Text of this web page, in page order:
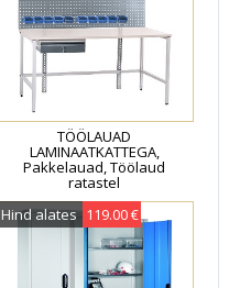
TÖÖLAUAD
LAMINAATKATTEGA,
Pakkelauad, Töölaud
ratastel
Hind alates 119.00 €